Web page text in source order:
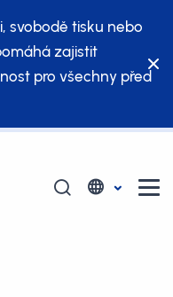
svobodě tisku nebo
zajistit
pro všechny před